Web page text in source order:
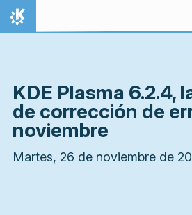
Ir al contenido
Inicio
KDE Plasma 6.2.4,
de corrección de
noviembre
Martes, 26 de noviembre de